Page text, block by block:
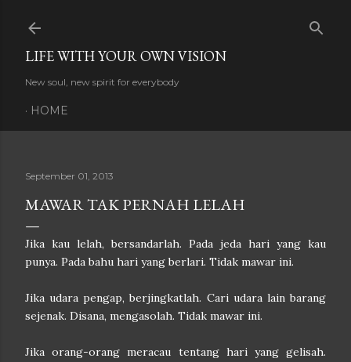
LIFE WITH YOUR OWN VISION
New soul, new spirit for everybody
HOME
September 01, 2013
MAWAR TAK PERNAH LELAH
Jika kau lelah, bersandarlah. Pada jeda hari yang kau
punya. Pada bahu hari yang berlari. Tidak mawar ini.
Jika udara pengap, berjingkatlah. Cari udara lain barang
sejenak. Disana, mengasolah. Tidak mawar ini.
Jika orang-orang meracau tentang hari yang gelisah.